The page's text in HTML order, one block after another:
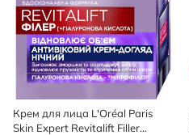
Крем для лица L'Oréal Paris
Skin Expert Revitalift Filler